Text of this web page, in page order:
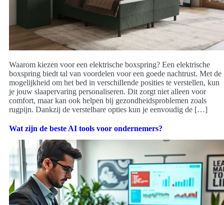
Waarom kiezen voor een elektrische boxspring? Een elektrische
boxspring biedt tal van voordelen voor een goede nachtrust. Met de
mogelijkheid om het bed in verschillende posities te verstellen, kun
je jouw slaapervaring personaliseren. Dit zorgt niet alleen voor
comfort, maar kan ook helpen bij gezondheidsproblemen zoals
rugpijn. Dankzij de verstelbare opties kun je eenvoudig de […]
Wat zijn de beste AI tools voor ondernemers?